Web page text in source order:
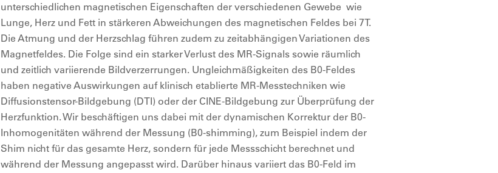
unterschiedlichen magnetischen Eigenschaften der verschiedenen Gewebe wie
Lunge, Herz und Fett in stärkeren Abweichungen des magnetischen Feldes bei 7T.
Die Atmung und der Herzschlag führen zudem zu zeitabhängigen Variationen des
Magnetfeldes. Die Folge sind ein starker Verlust des MR-Signals sowie räumlich
und zeitlich variierende Bildverzerrungen. Ungleichmäßigkeiten des B0-Feldes
haben negative Auswirkungen auf klinisch etablierte MR-Messtechniken wie
Diffusionstensor-Bildgebung (DTI) oder der CINE-Bildgebung zur Überprüfung der
Herzfunktion. Wir beschäftigen uns dabei mit der dynamischen Korrektur der B0-
Inhomogenitäten während der Messung (B0-shimming), zum Beispiel indem der
Shim nicht für das gesamte Herz, sondern für jede Messschicht berechnet und
während der Messung angepasst wird. Darüber hinaus variiert das B0-Feld im